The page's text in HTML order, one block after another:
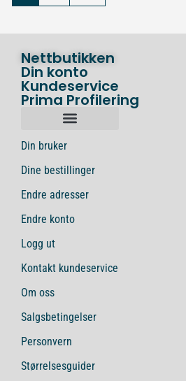
Nettbutikken
Din konto
Kundeservice
Prima Profilering
Din bruker
Dine bestillinger
Endre adresser
Endre konto
Logg ut
Kontakt kundeservice
Om oss
Salgsbetingelser
Personvern
Størrelsesguider